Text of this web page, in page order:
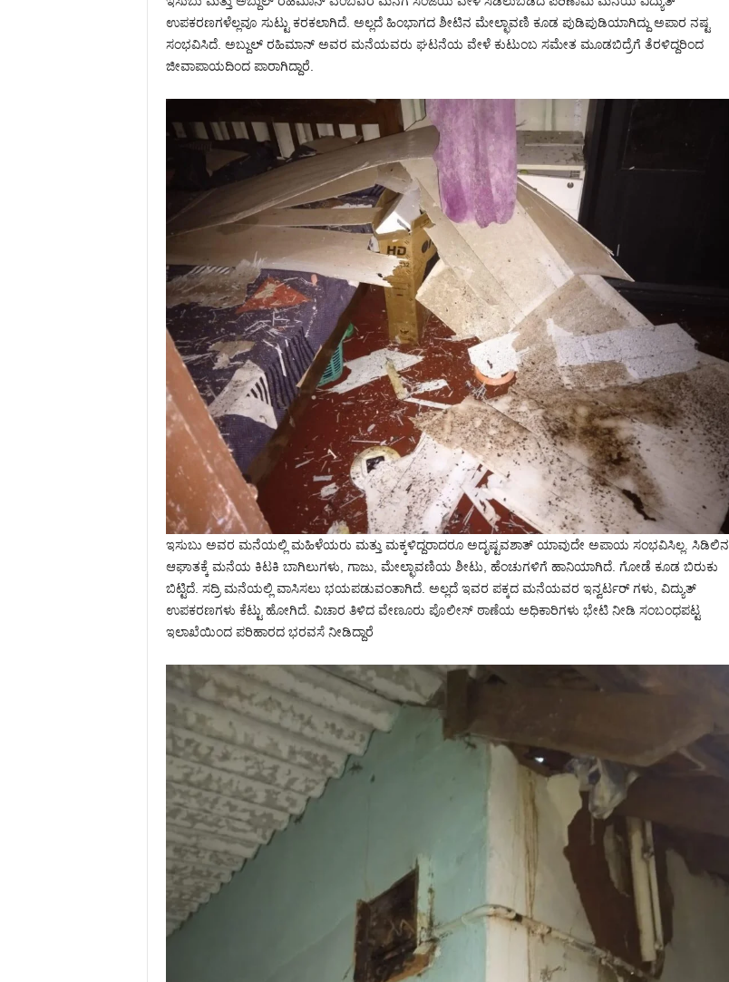
ಉಪಕರಣಗಳೆಲ್ಲವೂ ಸುಟ್ಟು ಕರಕಲಾಗಿದೆ. ಅಲ್ಲದೆ ಹಿಂಭಾಗದ ಶೀಟಿನ‌ ಮೇಲ್ಛಾವಣಿ ಕೂಡ ಪುಡಿಪುಡಿಯಾಗಿದ್ದು ಅಪಾರ ನಷ್ಟ
ಸಂಭವಿಸಿದೆ. ಅಬ್ದುಲ್ ರಹಿಮಾನ್ ಅವರ ಮನೆಯವರು ಘಟನೆಯ ವೇಳೆ ಕುಟುಂಬ ಸಮೇತ ಮೂಡಬಿದ್ರೆಗೆ ತೆರಳಿದ್ದರಿಂದ
ಜೀವಾಪಾಯದಿಂದ ಪಾರಾಗಿದ್ದಾರೆ.
ಇಸುಬು ಅವರ ಮನೆಯಲ್ಲಿ ಮಹಿಳೆಯರು ಮತ್ತು ಮಕ್ಕಳಿದ್ದರಾದರೂ ಅದೃಷ್ಟವಶಾತ್ ಯಾವುದೇ ಅಪಾಯ ಸಂಭವಿಸಿಲ್ಲ. ಸಿಡಿಲಿನ
ಆಘಾತಕ್ಕೆ ಮನೆಯ ಕಿಟಕಿ ಬಾಗಿಲುಗಳು, ಗಾಜು, ಮೇಲ್ಛಾವಣಿಯ ಶೀಟು, ಹೆಂಚುಗಳಿಗೆ ಹಾನಿಯಾಗಿದೆ. ಗೋಡೆ ಕೂಡ ಬಿರುಕು
ಬಿಟ್ಟಿದೆ. ಸದ್ರಿ ಮನೆಯಲ್ಲಿ ವಾಸಿಸಲು ಭಯಪಡುವಂತಾಗಿದೆ. ಅಲ್ಲದೆ ಇವರ ಪಕ್ಕದ ಮನೆಯವರ ಇನ್ವರ್ಟರ್ ಗಳು, ವಿದ್ಯುತ್
ಉಪಕರಣಗಳು ಕೆಟ್ಟು ಹೋಗಿದೆ. ವಿಚಾರ ತಿಳಿದ ವೇಣೂರು ಪೊಲೀಸ್ ಠಾಣೆಯ ಅಧಿಕಾರಿಗಳು ಭೇಟಿ ನೀಡಿ ಸಂಬಂಧಪಟ್ಟ
ಇಲಾಖೆಯಿಂದ ಪರಿಹಾರದ ಭರವಸೆ ನೀಡಿದ್ದಾರೆ